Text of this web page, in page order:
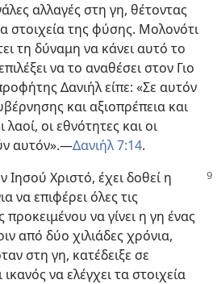
αλλαγές στη γη, θέτοντας
στοιχεία της φύσης. Μολονότι
τη δύναμη να κάνει αυτό το
να το αναθέσει στον Γιο
Δανιήλ είπε: «Σε αυτόν
και αξιοπρέπεια και
λαοί, οι εθνότητες και οι
αυτόν».​—Δανιήλ 7:14.
Ιησού Χριστό, έχει δοθεί η
να επιφέρει όλες τις
να γίνει η γη ένας
από δύο χιλιάδες χρόνια,
στη γη, κατέδειξε σε
να ελέγχει τα στοιχεία